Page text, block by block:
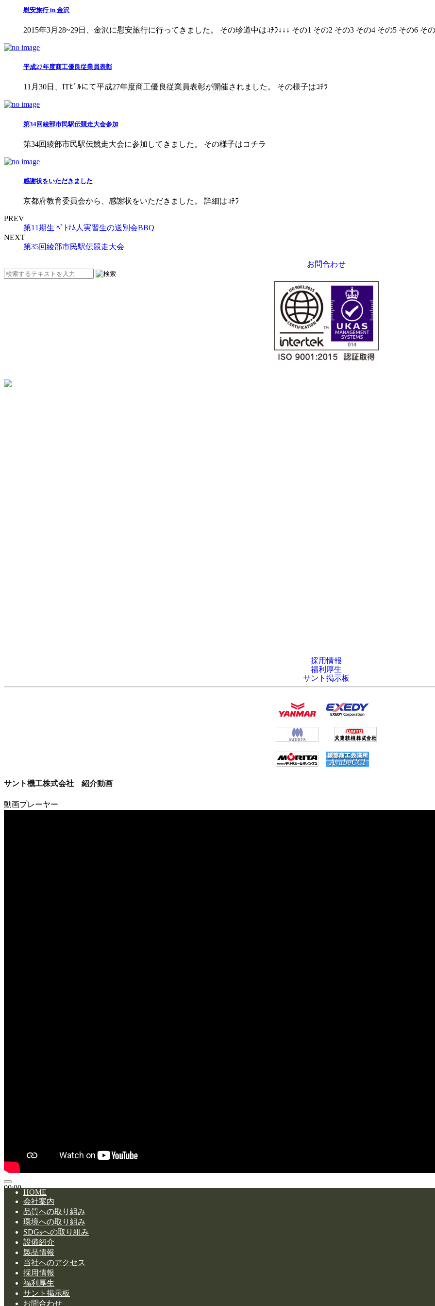
慰安旅行 in 金沢
2015年3月28~29日、金沢に慰安旅行に行ってきました。 その珍道中はｺﾁﾗ↓↓↓ その1 その2 その3 その4 その5 その6 そ
平成27年度商工優良従業員表彰
11月30日、ITﾋﾞﾙにて平成27年度商工優良従業員表彰が開催されました。 その様子はｺﾁﾗ
第34回綾部市民駅伝競走大会参加
第34回綾部市民駅伝競走大会に参加してきました。 その様子はコチラ
感謝状をいただきました
京都府教育委員会から、感謝状をいただきました。 詳細はｺﾁﾗ
PREV
第11期生 ﾍﾞﾄﾅﾑ人実習生の送別会BBQ
NEXT
第35回綾部市民駅伝競走大会
お問合わせ
採用情報
福利厚生
サント掲示板
サント機工株式会社 紹介動画
動画プレーヤー
00:00
00:00
02:31
ボリューム調節には上下矢印キーを使ってください。
HOME
会社案内
品質への取り組み
環境への取り組み
SDGsへの取り組み
設備紹介
製品情報
当社へのアクセス
採用情報
福利厚生
サント掲示板
お問合わせ